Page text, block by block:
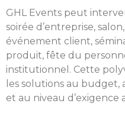
GHL Events peut
soirée d’entreprise,
événement client,
produit, fête du
institutionnel. Cette
les solutions au budget,
et au niveau d’exigence